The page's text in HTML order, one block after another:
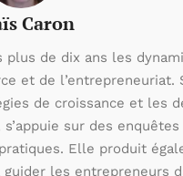
Caron
plus de dix ans les
et de l’entrepreneuriat.
de croissance et les
sur des enquêtes
Elle produit
les entrepreneurs